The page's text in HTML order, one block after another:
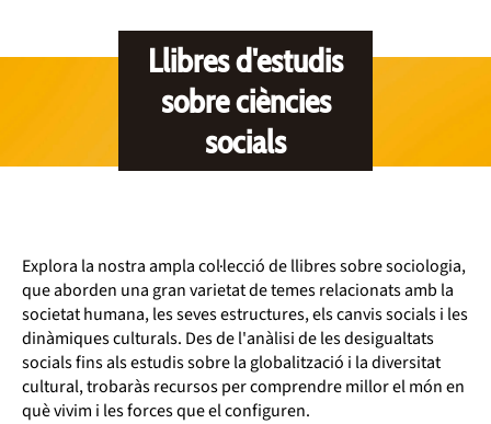
Llibres d'estudis
sobre ciències
socials
Explora la nostra ampla col·lecció de llibres sobre sociologia,
que aborden una gran varietat de temes relacionats amb la
societat humana, les seves estructures, els canvis socials i les
dinàmiques culturals. Des de l'anàlisi de les desigualtats
socials fins als estudis sobre la globalització i la diversitat
cultural, trobaràs recursos per comprendre millor el món en
què vivim i les forces que el configuren.